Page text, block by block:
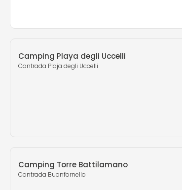
Camping Playa degli Uccelli
Contrada Plaja degli Uccelli
Camping Torre Battilamano
Contrada Buonfornello